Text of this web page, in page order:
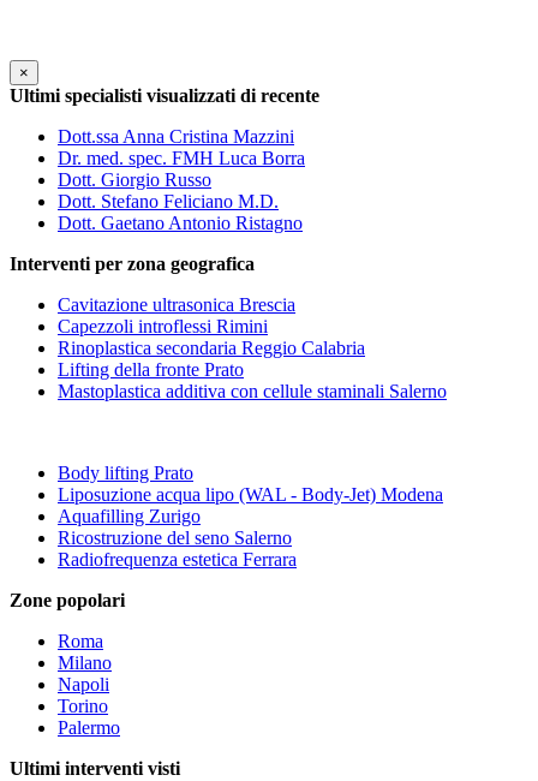
×
Ultimi specialisti visualizzati di recente
Dott.ssa Anna Cristina Mazzini
Dr. med. spec. FMH Luca Borra
Dott. Giorgio Russo
Dott. Stefano Feliciano M.D.
Dott. Gaetano Antonio Ristagno
Interventi per zona geografica
Cavitazione ultrasonica Brescia
Capezzoli introflessi Rimini
Rinoplastica secondaria Reggio Calabria
Lifting della fronte Prato
Mastoplastica additiva con cellule staminali Salerno
Body lifting Prato
Liposuzione acqua lipo (WAL - Body-Jet) Modena
Aquafilling Zurigo
Ricostruzione del seno Salerno
Radiofrequenza estetica Ferrara
Zone popolari
Roma
Milano
Napoli
Torino
Palermo
Ultimi interventi visti